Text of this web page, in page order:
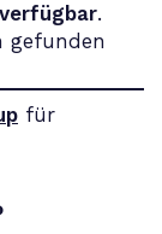
.
für